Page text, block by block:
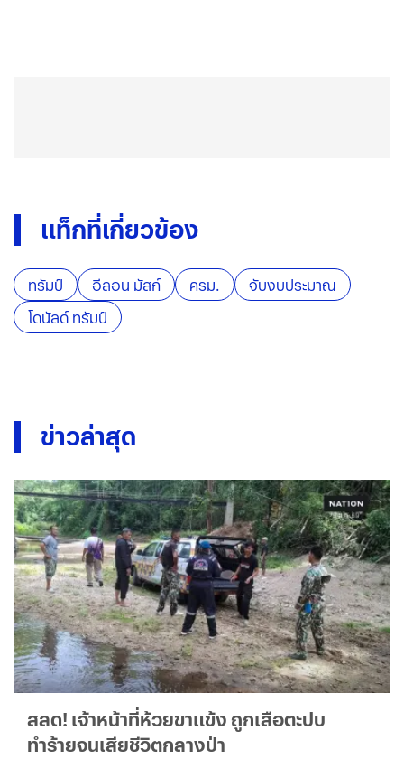
แท็กที่เกี่ยวข้อง
ทรัมป์ อีลอน มัสก์ ครม.
จับงบประมาณ
โดนัลด์ ทรัมป์
ข่าวล่าสุด
สลด! เจ้าหน้าที่ห้วยขาแข้ง ถูกเสือตะปบ
ทำร้ายจนเสียชีวิตกลางป่า